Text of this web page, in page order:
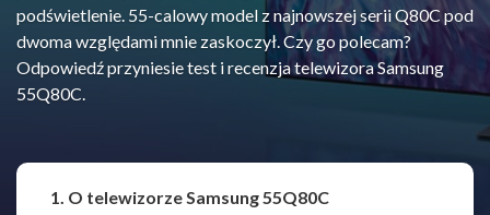
podświetlenie. 55-calowy model z najnowszej serii Q80C pod
dwoma względami mnie zaskoczył. Czy go polecam?
Odpowiedź przyniesie test i recenzja telewizora Samsung
55Q80C.
1. O telewizorze Samsung 55Q80C